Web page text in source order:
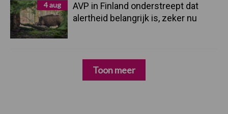
4 aug
AVP in Finland onderstreept dat
alertheid belangrijk is, zeker nu
Toon meer